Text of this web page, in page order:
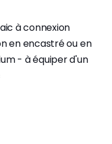
à connexion
en encastré ou en
- à équiper d'un